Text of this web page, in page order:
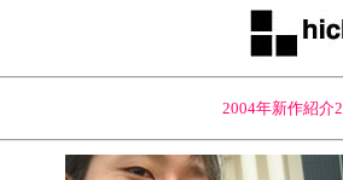
2004年新作紹介